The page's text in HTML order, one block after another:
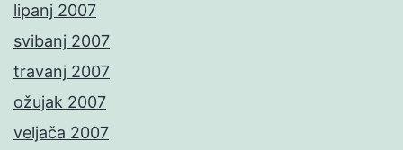
lipanj 2007
svibanj 2007
travanj 2007
ožujak 2007
veljača 2007